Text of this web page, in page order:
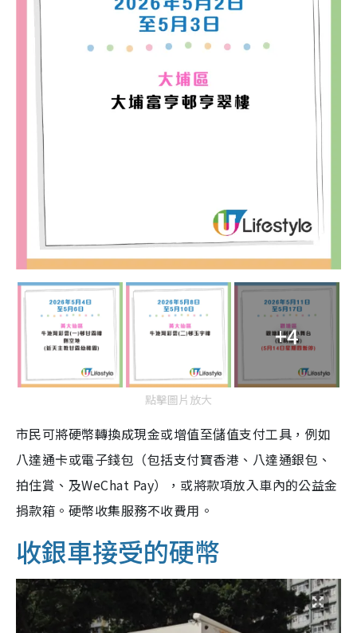
+4
點擊圖片放大
市民可將硬幣轉換成現金或增值至儲值支付工具，例如
八達通卡或電子錢包（包括支付寶香港、八達通銀包、
拍住賞、及WeChat Pay），或將款項放入車內的公益金
捐款箱。硬幣收集服務不收費用。
收銀車接受的硬幣